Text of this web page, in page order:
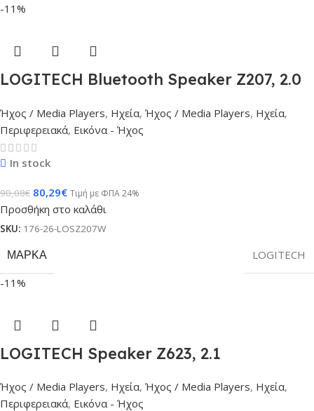
-11%
LOGITECH Bluetooth Speaker Z207, 2.0
Ήχος / Media Players, Ηχεία, Ήχος / Media Players, Ηχεία,
Περιφερειακά, Εικόνα - Ήχος
In stock
90,08€ 80,29€ Τιμή με ΦΠΑ 24%
Προσθήκη στο καλάθι
SKU: 176-26-LOSZ207W
ΜΆΡΚΑ
LOGITECH
-11%
LOGITECH Speaker Z623, 2.1
Ήχος / Media Players, Ηχεία, Ήχος / Media Players, Ηχεία,
Περιφερειακά, Εικόνα - Ήχος